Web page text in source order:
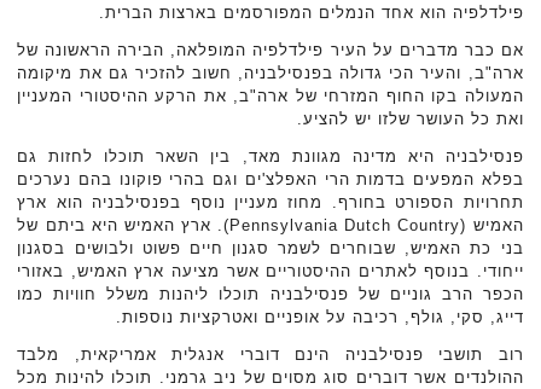
פילדלפיה הוא אחד הנמלים המפורסמים בארצות הברית.
אם כבר מדברים על העיר פילדלפיה המופלאה, הבירה הראשונה של
ארה"ב, והעיר הכי גדולה בפנסילבניה, חשוב להזכיר גם את מיקומה
המעולה בקו החוף המזרחי של ארה"ב, את הרקע ההיסטורי המעניין
ואת כל העושר שלזו יש להציע.
פנסילבניה היא מדינה מגוונת מאד, בין השאר תוכלו לחזות גם
בפלא המפעים בדמות הרי האפלצ'ים וגם בהרי פוקונו בהם נערכים
תחרויות הספורט בחורף. מחוז מעניין נוסף בפנסילבניה הוא ארץ
האמיש (Pennsylvania Dutch Country). ארץ האמיש היא ביתם של
בני כת האמיש, שבוחרים לשמר סגנון חיים פשוט ולבושים בסגנון
ייחודי. בנוסף לאתרים ההיסטוריים אשר מציעה ארץ האמיש, באזורי
הכפר הרב גוניים של פנסילבניה תוכלו ליהנות משלל חוויות כמו
דייג, סקי, גולף, רכיבה על אופניים ואטרקציות נוספות.
רוב תושבי פנסילבניה הינם דוברי אנגלית אמריקאית, מלבד
ההולנדים אשר דוברים סוג מסוים של ניב גרמני. תוכלו להינות מכל